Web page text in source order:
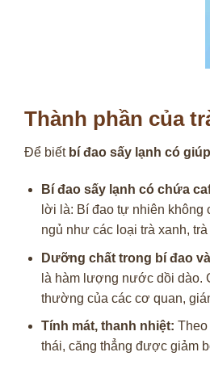
Thành phần của
Để biết bí đao sấy lạnh có
Bí đao sấy lạnh có chứa
lời là: Bí đao tự nhiên không
ngủ như các loại trà xanh,
Dưỡng chất trong bí đao
là hàm lượng nước dồi dào.
thường của các cơ quan,
Tính mát, thanh nhiệt: Theo
thái, căng thẳng được giảm